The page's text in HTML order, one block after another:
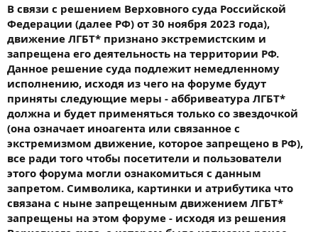
В связи с решением Верховного суда Российской
Федерации (далее РФ) от 30 ноября 2023 года),
движение ЛГБТ* признано экстремистским и
запрещена его деятельность на территории РФ.
Данное решение суда подлежит немедленному
исполнению, исходя из чего на форуме будут
приняты следующие меры - аббривеатура ЛГБТ*
должна и будет применяться только со звездочкой
(она означает иноагента или связанное с
экстремизмом движение, которое запрещено в РФ),
все ради того чтобы посетители и пользователи
этого форума могли ознакомиться с данным
запретом. Символика, картинки и атрибутика что
связана с ныне запрещенным движением ЛГБТ*
запрещены на этом форуме - исходя из решения